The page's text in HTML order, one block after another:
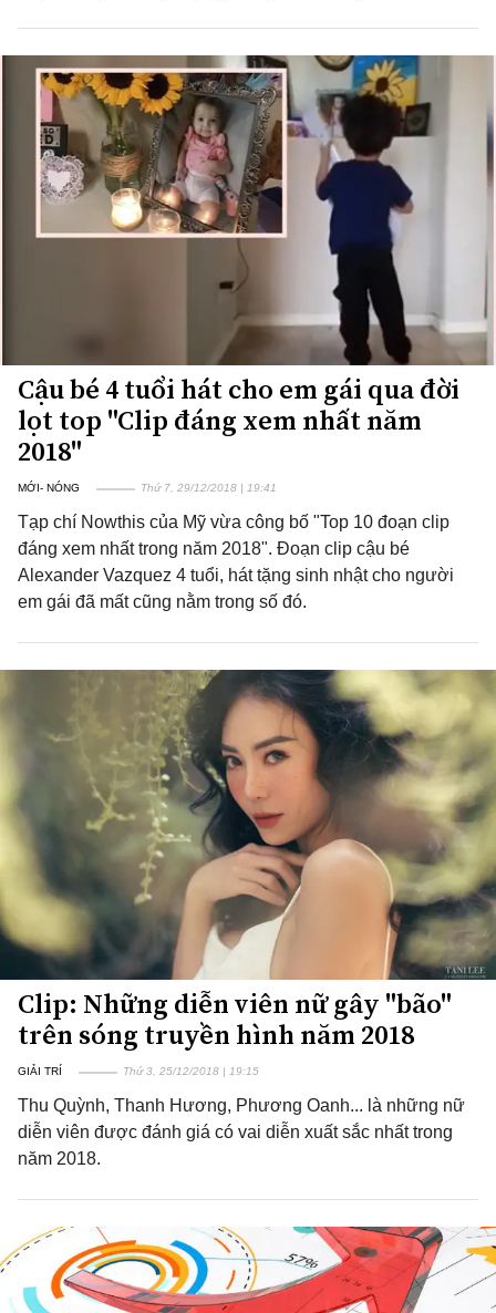
Cậu bé 4 tuổi hát cho em gái qua đời
lọt top "Clip đáng xem nhất năm
2018"
MỚI- NÓNG Thứ 7, 29/12/2018 | 19:41
Tạp chí Nowthis của Mỹ vừa công bố "Top 10 đoạn clip
đáng xem nhất trong năm 2018". Đoạn clip cậu bé
Alexander Vazquez 4 tuổi, hát tặng sinh nhật cho người
em gái đã mất cũng nằm trong số đó.
Clip: Những diễn viên nữ gây "bão"
trên sóng truyền hình năm 2018
GIẢI TRÍ Thứ 3, 25/12/2018 | 19:15
Thu Quỳnh, Thanh Hương, Phương Oanh... là những nữ
diễn viên được đánh giá có vai diễn xuất sắc nhất trong
năm 2018.